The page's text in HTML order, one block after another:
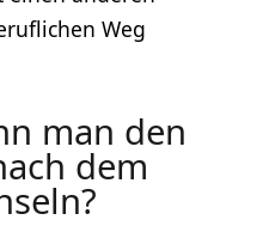
Weg
man den
dem